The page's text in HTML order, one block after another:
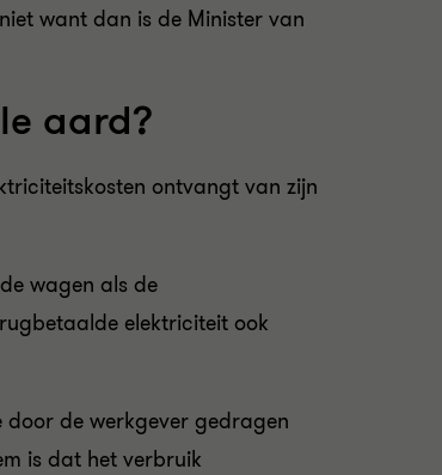
want dan is de Minister van
aard?
ontvangt van zijn
wagen als de
elektriciteit ook
de werkgever gedragen
is dat het verbruik